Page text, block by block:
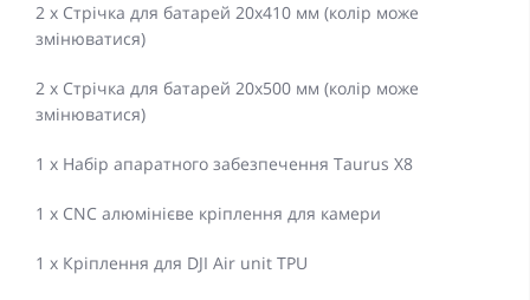
2 х Стрічка для батарей 20x410 мм (колір може
змінюватися)
2 х Стрічка для батарей 20x500 мм (колір може
змінюватися)
1 х Набір апаратного забезпечення Taurus X8
1 х CNC алюмінієве кріплення для камери
1 х Кріплення для DJI Air unit TPU